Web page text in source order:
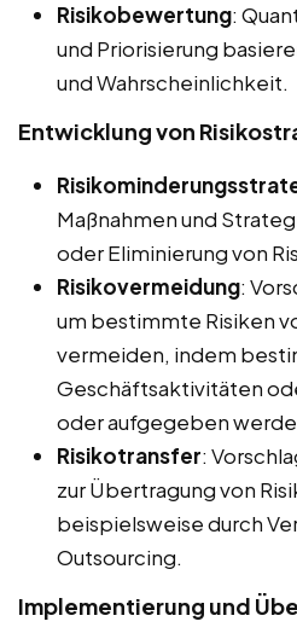
Risikobewertung:
und Priorisierung
und Wahrscheinlichkeit.
Entwicklung von
Maßnahmen und
oder Eliminierung von
Risikovermeidung:
um bestimmte Risiken
vermeiden, indem
Geschäftsaktivitäten
oder aufgegeben
Risikotransfer:
zur Übertragung von
beispielsweise durch
Outsourcing.
Implementierung und